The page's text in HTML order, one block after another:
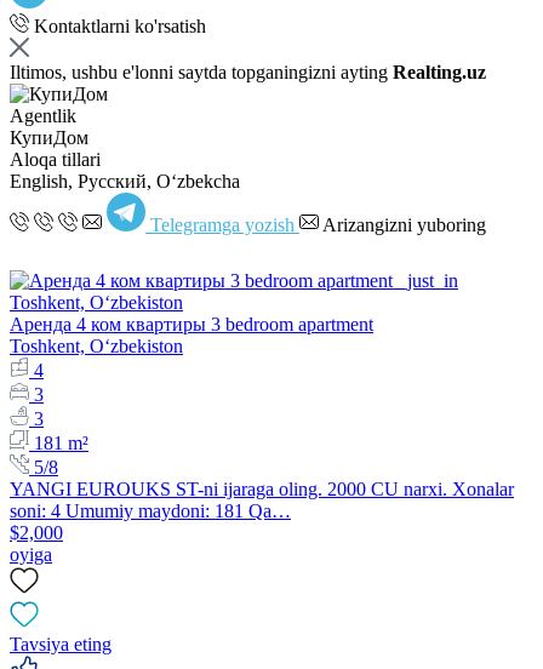
Kontaktlarni ko'rsatish
Iltimos, ushbu e'lonni saytda topganingizni ayting Realting.uz
Agentlik
КупиДом
Aloqa tillari
English, Русский, Oʻzbekcha
Telegramga yozish Arizangizni yuboring
Аренда 4 ком квартиры 3 bedroom apartment
Toshkent, Oʻzbekiston
4
3
3
181 m²
5/8
YANGI EUROUKS ST-ni ijaraga oling. 2000 CU narxi. Xonalar
soni: 4 Umumiy maydoni: 181 Qa…
$2,000
oyiga
Tavsiya eting